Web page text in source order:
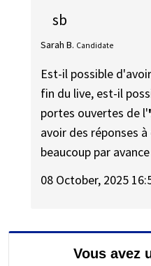
sb
Sarah B. Candidate
Est-il possible
fin du live, est-il
portes ouvertes de l'
avoir des réponses
beaucoup par avance
08 October, 2025
Vous avez